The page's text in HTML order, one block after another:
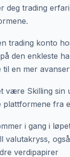
deg trading
trading konto
den enkleste
til en mer
være Skilling sin
plattformene fra
i gang i
valutakryss,
verdipapirer